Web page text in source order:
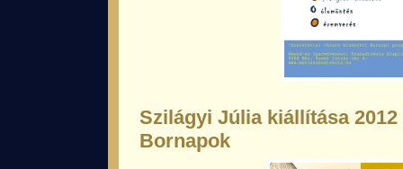
Szilágyi Júlia kiállítása 2012
Bornapok